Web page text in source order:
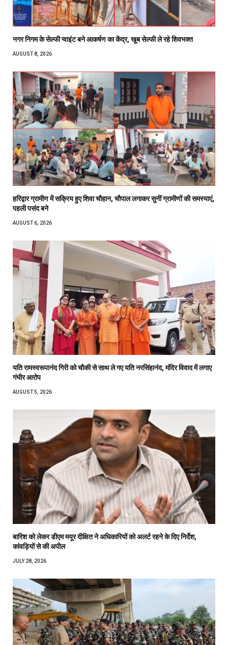
नगर निगम के सेल्फी प्वाइंट बने आकर्षण का केंद्र, खूब सेल्फी ले रहे शिवभक्त
AUGUST 8, 2026
हरिद्वार ग्रामीण में सक्रिय हुए शिवा चौहान, चौपाल लगाकर सुनीं ग्रामीणों की समस्याएं,
पहली पसंद बने
AUGUST 6, 2026
यति रामस्वरूपानंद गिरी को चौकी से साथ ले गए यति नरसिंहानंद, मंदिर विवाद में लगाए
गंभीर आरोप
AUGUST 5, 2026
बारिश को लेकर डीएम मयूर दीक्षित ने अधिकारियों को अलर्ट रहने के दिए निर्देश,
कांवड़ियों से की अपील
JULY 28, 2026